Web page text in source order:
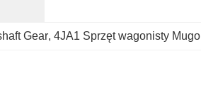
Gear, 4JA1 Sprzęt wagonisty Mugol